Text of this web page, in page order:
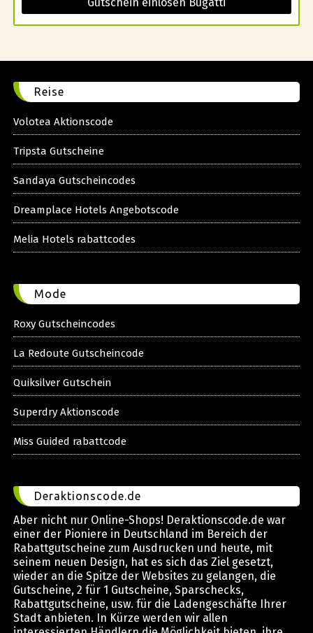
Reise
Volotea Aktionscode
Tripsta Gutscheine
Sandaya Gutscheincodes
Dreamplace Hotels Angebotscode
Melia Hotels rabattcodes
Mode
Roxy Gutscheincodes
La Redoute Gutscheincode
Quiksilver Gutschein
Superdry Aktionscode
Miss Guided rabattcode
Deraktionscode.de
Aber nicht nur Online-Shops! Deraktionscode.de war
einer der Pioniere in Deutschland im Bereich der
Rabattgutscheine zum Ausdrucken und heute, mit
seinem neuen Design, hat es sich das Ziel gesetzt,
wieder an die Spitze der Websites zu gelangen, die
Gutscheine, 2 für 1 Gutscheine, Sparschecks,
Rabattgutscheine, usw. für die Ladengeschäfte Ihrer
Stadt anbieten. In Kürze werden wir allen